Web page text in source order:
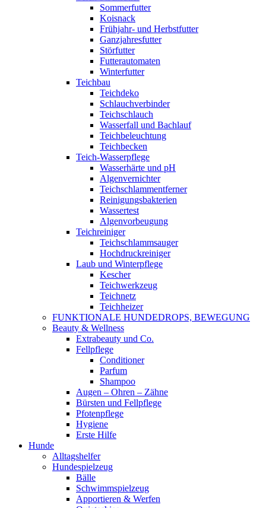
Sommerfutter
Koisnack
Frühjahr- und Herbstfutter
Ganzjahresfutter
Störfutter
Futterautomaten
Winterfutter
Teichbau
Teichdeko
Schlauchverbinder
Teichschlauch
Wasserfall und Bachlauf
Teichbeleuchtung
Teichbecken
Teich-Wasserpflege
Wasserhärte und pH
Algenvernichter
Teichschlammentferner
Reinigungsbakterien
Wassertest
Algenvorbeugung
Teichreiniger
Teichschlammsauger
Hochdruckreiniger
Laub und Winterpflege
Kescher
Teichwerkzeug
Teichnetz
Teichheizer
FUNKTIONALE HUNDEDROPS, BEWEGUNG
Beauty & Wellness
Extrabeauty und Co.
Fellpflege
Conditioner
Parfum
Shampoo
Augen – Ohren – Zähne
Bürsten und Fellpflege
Pfotenpflege
Hygiene
Erste Hilfe
Hunde
Alltagshelfer
Hundespielzeug
Bälle
Schwimmspielzeug
Apportieren & Werfen